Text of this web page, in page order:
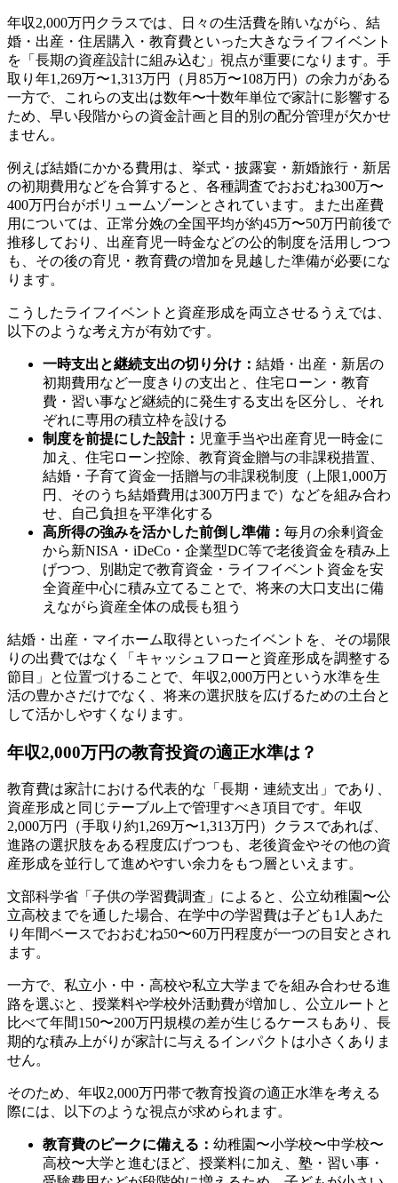
年収2,000万円クラスでは、日々の生活費を賄いながら、結
婚・出産・住居購入・教育費といった大きなライフイベント
を「長期の資産設計に組み込む」視点が重要になります。手
取り年1,269万〜1,313万円（月85万〜108万円）の余力がある
一方で、これらの支出は数年〜十数年単位で家計に影響する
ため、早い段階からの資金計画と目的別の配分管理が欠かせ
ません。
例えば結婚にかかる費用は、挙式・披露宴・新婚旅行・新居
の初期費用などを合算すると、各種調査でおおむね300万〜
400万円台がボリュームゾーンとされています。また出産費
用については、正常分娩の全国平均が約45万〜50万円前後で
推移しており、出産育児一時金などの公的制度を活用しつつ
も、その後の育児・教育費の増加を見越した準備が必要にな
ります。
こうしたライフイベントと資産形成を両立させるうえでは、
以下のような考え方が有効です。
一時支出と継続支出の切り分け： 結婚・出産・新居の
初期費用など一度きりの支出と、住宅ローン・教育
費・習い事など継続的に発生する支出を区分し、それ
ぞれに専用の積立枠を設ける
制度を前提にした設計： 児童手当や出産育児一時金に
加え、住宅ローン控除、教育資金贈与の非課税措置、
結婚・子育て資金一括贈与の非課税制度（上限1,000万
円、そのうち結婚費用は300万円まで）などを組み合わ
せ、自己負担を平準化する
高所得の強みを活かした前倒し準備： 毎月の余剰資金
から新NISA・iDeCo・企業型DC等で老後資金を積み上
げつつ、別勘定で教育資金・ライフイベント資金を安
全資産中心に積み立てることで、将来の大口支出に備
えながら資産全体の成長も狙う
結婚・出産・マイホーム取得といったイベントを、その場限
りの出費ではなく「キャッシュフローと資産形成を調整する
節目」と位置づけることで、年収2,000万円という水準を生
活の豊かさだけでなく、将来の選択肢を広げるための土台と
して活かしやすくなります。
年収2,000万円の教育投資の適正水準は？
教育費は家計における代表的な「長期・連続支出」であり、
資産形成と同じテーブル上で管理すべき項目です。年収
2,000万円（手取り約1,269万〜1,313万円）クラスであれば、
進路の選択肢をある程度広げつつも、老後資金やその他の資
産形成を並行して進めやすい余力をもつ層といえます。
文部科学省「子供の学習費調査」によると、公立幼稚園〜公
立高校までを通した場合、在学中の学習費は子ども1人あた
り年間ベースでおおむね50〜60万円程度が一つの目安とされ
ます。
一方で、私立小・中・高校や私立大学までを組み合わせる進
路を選ぶと、授業料や学校外活動費が増加し、公立ルートと
比べて年間150〜200万円規模の差が生じるケースもあり、長
期的な積み上がりが家計に与えるインパクトは小さくありま
せん。
そのため、年収2,000万円帯で教育投資の適正水準を考える
際には、以下のような視点が求められます。
教育費のピークに備える： 幼稚園〜小学校〜中学校〜
高校〜大学と進むほど、授業料に加え、塾・習い事・